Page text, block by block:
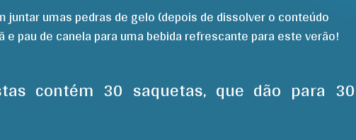
juntar umas pedras de gelo (depois de dissolver o conteúdo
e pau de canela para uma bebida refrescante para este verão!
contém 30 saquetas, que dão para 30